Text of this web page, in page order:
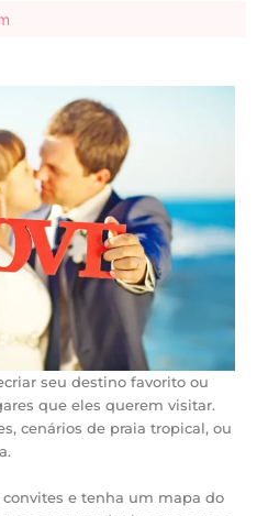
seu destino favorito ou
que eles querem visitar.
cenários de praia tropical, ou
convites e tenha um mapa do